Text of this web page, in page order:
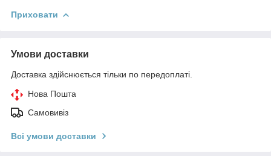
Приховати
Умови доставки
Доставка здійснюється тільки по передоплаті.
Нова Пошта
Самовивіз
Всі умови доставки